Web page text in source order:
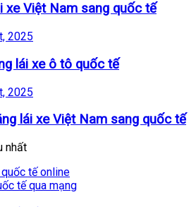
xe Việt Nam sang quốc tế
2025
lái xe ô tô quốc tế
2025
lái xe Việt Nam sang quốc tế
nhất
tế qua mạng